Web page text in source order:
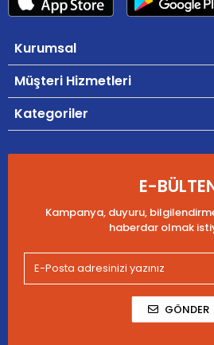
Kurumsal
Müşteri Hizmetleri
Kategoriler
E-
Kampanya, duyuru,
haberdar olmak
GÖNDER